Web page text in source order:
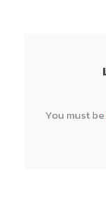
You must be